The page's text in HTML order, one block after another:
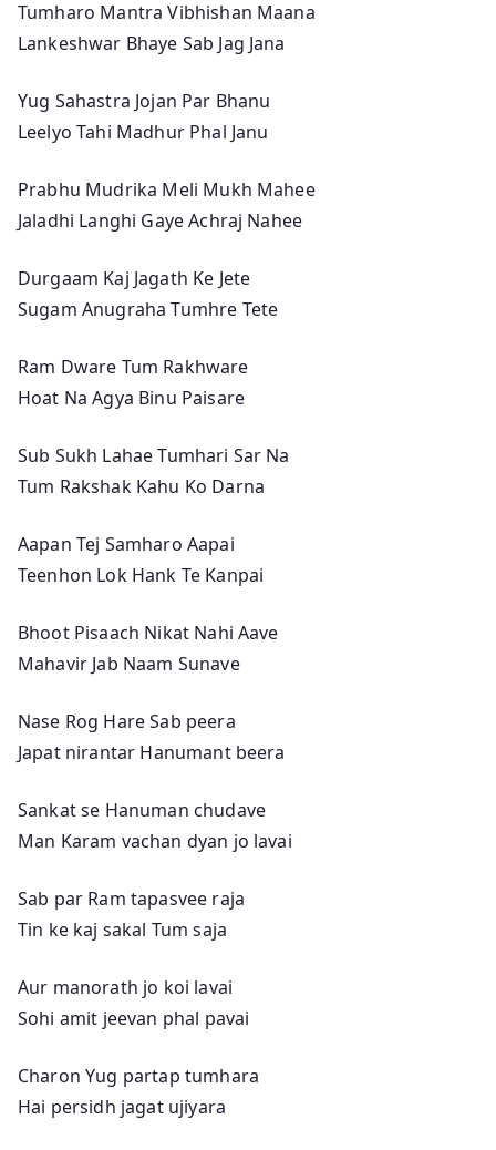
Tumharo Mantra Vibhishan Maana
Lankeshwar Bhaye Sab Jag Jana
Yug Sahastra Jojan Par Bhanu
Leelyo Tahi Madhur Phal Janu
Prabhu Mudrika Meli Mukh Mahee
Jaladhi Langhi Gaye Achraj Nahee
Durgaam Kaj Jagath Ke Jete
Sugam Anugraha Tumhre Tete
Ram Dware Tum Rakhware
Hoat Na Agya Binu Paisare
Sub Sukh Lahae Tumhari Sar Na
Tum Rakshak Kahu Ko Darna
Aapan Tej Samharo Aapai
Teenhon Lok Hank Te Kanpai
Bhoot Pisaach Nikat Nahi Aave
Mahavir Jab Naam Sunave
Nase Rog Hare Sab peera
Japat nirantar Hanumant beera
Sankat se Hanuman chudave
Man Karam vachan dyan jo lavai
Sab par Ram tapasvee raja
Tin ke kaj sakal Tum saja
Aur manorath jo koi lavai
Sohi amit jeevan phal pavai
Charon Yug partap tumhara
Hai persidh jagat ujiyara